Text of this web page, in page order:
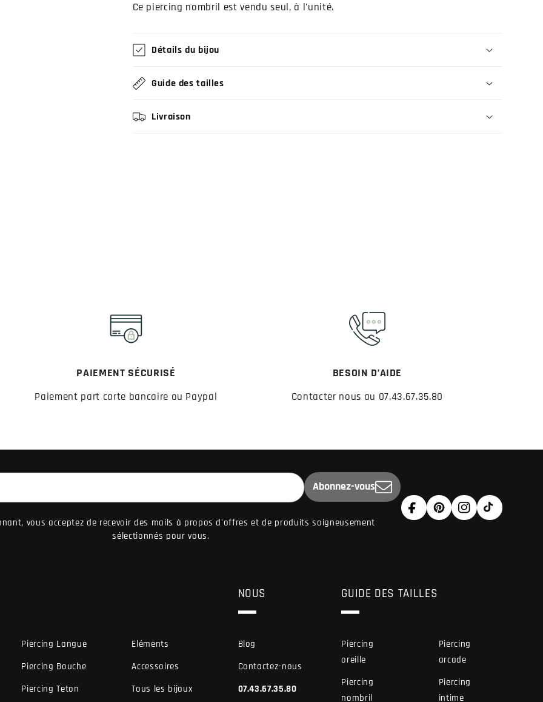
Ce piercing nombril est vendu seul, à l'unité.
Détails du bijou
Guide des tailles
Livraison
PAIEMENT SÉCURISÉ
Paiement part carte bancaire ou Paypal
BESOIN D’AIDE
Contacter nous au 07.43.67.35.80
Abonnez-vous
vous acceptez de recevoir des mails à propos d'offres et de produits soigneusement
sélectionnés pour vous.
FacebookPinterestInstagram
TikTok
Piercing Langue
Piercing Bouche
Piercing Teton
Eléments
Accessoires
Tous les bijoux
NOUS
Blog
Contactez-nous
07.43.67.35.80
GUIDE DES TAILLES
Piercing
oreille
Piercing
nombril
Piercing
arcade
Piercing
intime